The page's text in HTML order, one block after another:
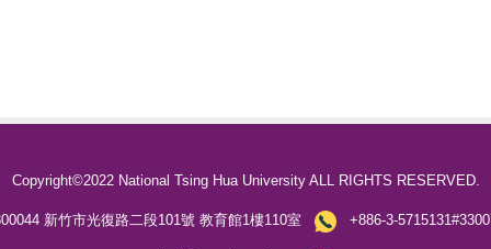
Copyright©2022 National Tsing Hua University ALL RIGHTS RESERVED.
新竹市光復路二段101號 教育館1樓110室 +886-3-